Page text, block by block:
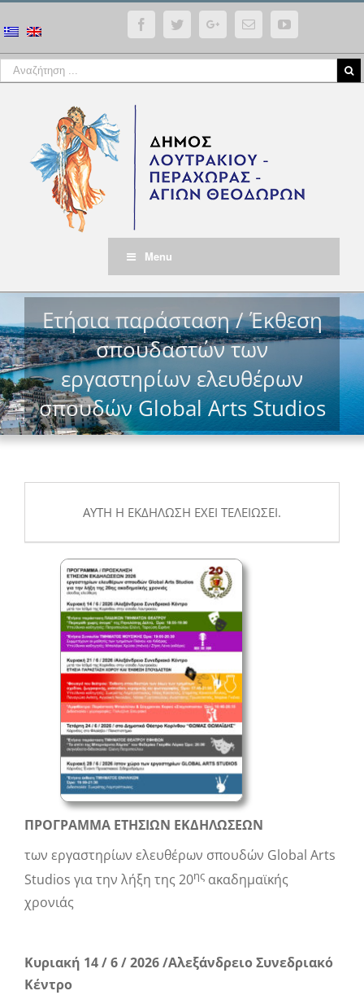
FacebookTwitterGoogle+Email YouTube
Menu
Ετήσια παράσταση / Έκθεση
σπουδαστών των
εργαστηρίων ελευθέρων
σπουδών Global Arts Studios
ΑΥΤΉ Η ΕΚΔΉΛΩΣΗ ΈΧΕΙ ΤΕΛΕΙΏΣΕΙ.
ΠΡΟΓΡΑΜΜΑ ΕΤΗΣΙΩΝ ΕΚΔΗΛΩΣΕΩΝ
των εργαστηρίων ελευθέρων σπουδών Global Arts
Studios για την λήξη της 20ης ακαδημαϊκής
χρονιάς
Κυριακή 14 / 6 / 2026 /Αλεξάνδρειο Συνεδριακό
Κέντρο